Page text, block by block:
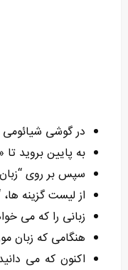
در گوشی شیائومی
به پایین بروید
سپس بر روی
از لیست گزینه
زبانی را که می
هنگامی که زبان
اکنون که می